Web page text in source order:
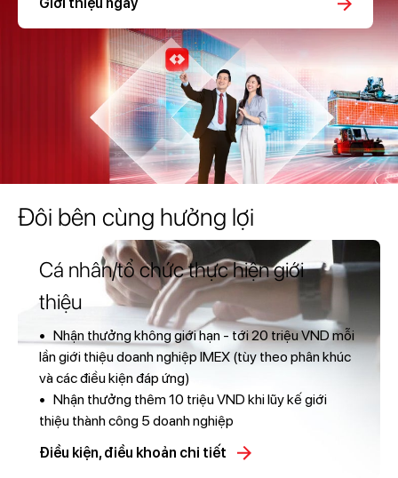
Đôi bên cùng hưởng lợi
Cá nhân/tổ chức thực hiện giới
thiệu
• Nhận thưởng không giới hạn - tới 20 triệu VND mỗi
lần giới thiệu doanh nghiệp IMEX (tùy theo phân khúc
và các điều kiện đáp ứng)
• Nhận thưởng thêm 10 triệu VND khi lũy kế giới
thiệu thành công 5 doanh nghiệp
Điều kiện, điều khoản chi tiết